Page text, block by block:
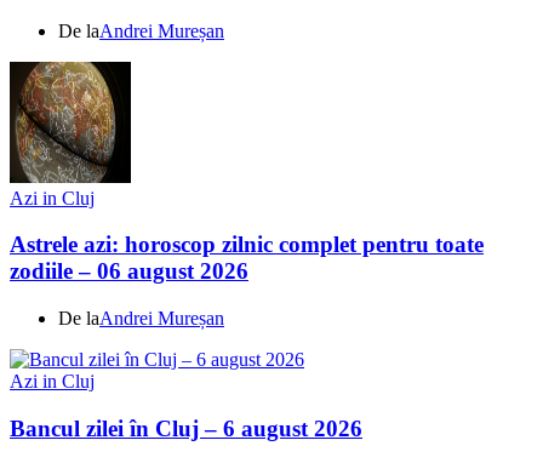
De laAndrei Mureșan
Azi in Cluj
Astrele azi: horoscop zilnic complet pentru toate
zodiile – 06 august 2026
De laAndrei Mureșan
Azi in Cluj
Bancul zilei în Cluj – 6 august 2026